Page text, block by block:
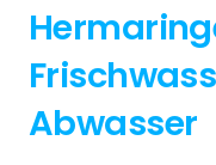
Abwasser